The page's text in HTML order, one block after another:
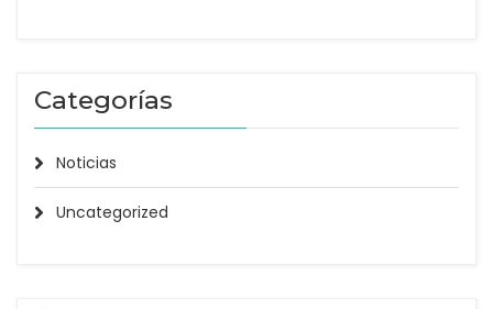
Categorías
Noticias
Uncategorized